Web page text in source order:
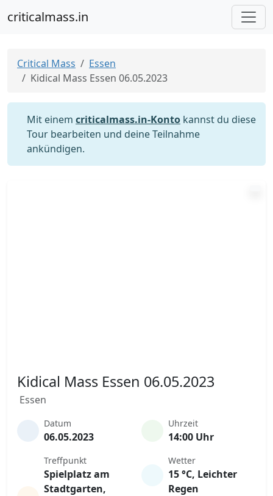
criticalmass.in
Critical Mass
Essen
Kidical Mass Essen 06.05.2023
Mit einem criticalmass.in-Konto kannst du diese
Tour bearbeiten und deine Teilnahme
ankündigen.
Kidical Mass Essen 06.05.2023
Essen
Datum
06.05.2023
Uhrzeit
14:00 Uhr
Treffpunkt
Spielplatz am
Stadtgarten,
Wetter
15 °C, Leichter
Regen